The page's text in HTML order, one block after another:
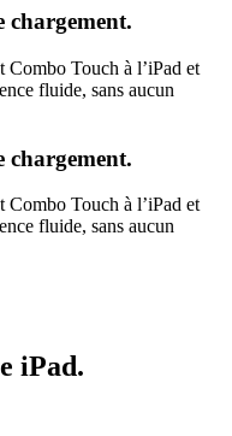
chargement.
Combo Touch à l’iPad et
fluide, sans aucun
chargement.
Combo Touch à l’iPad et
fluide, sans aucun
iPad.